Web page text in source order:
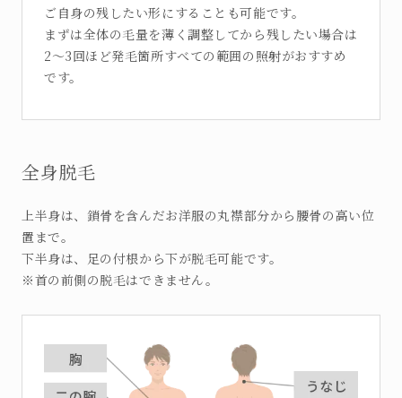
ご自身の残したい形にすることも可能です。
まずは全体の毛量を薄く調整してから残したい場合は
2～3回ほど発毛箇所すべての範囲の照射がおすすめ
です。
全身脱毛
上半身は、鎖骨を含んだお洋服の丸襟部分から腰骨の高い位
置まで。
下半身は、足の付根から下が脱毛可能です。
※首の前側の脱毛はできません。